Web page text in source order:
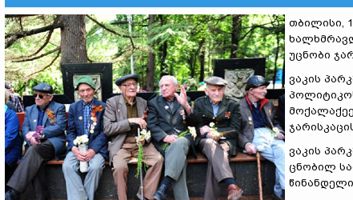
თბილისი,
უცნობი
ვაკის
ვაკის
ცნობილ